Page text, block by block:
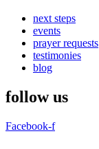
next steps
events
prayer requests
testimonies
blog
follow us
Facebook-f